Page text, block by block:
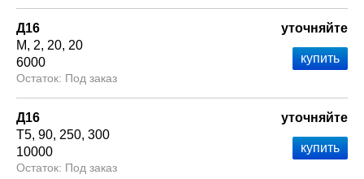
Д16
М
2 20 20
6000
Под заказ
уточняйте
Д16
Т5 90 250 300
10000
Под заказ
уточняйте